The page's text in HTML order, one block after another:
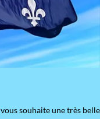
souhaite une très belle